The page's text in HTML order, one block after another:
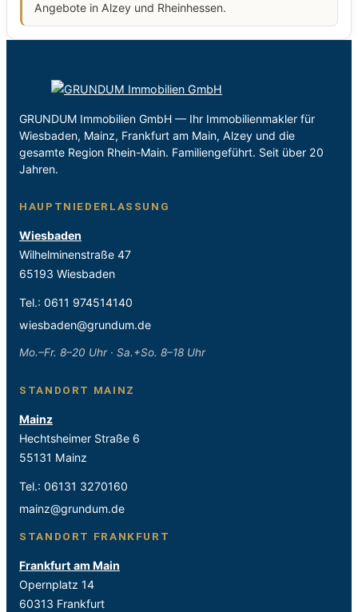
Angebote in Alzey und Rheinhessen.
GRUNDUM Immobilien GmbH — Ihr Immobilienmakler für
Wiesbaden, Mainz, Frankfurt am Main, Alzey und die
gesamte Region Rhein-Main. Familiengeführt. Seit über 20
Jahren.
HAUPTNIEDERLASSUNG
Wiesbaden
Wilhelminenstraße 47
65193 Wiesbaden
Tel.: 0611 974514140
wiesbaden@grundum.de
Mo.–Fr. 8–20 Uhr · Sa.+So. 8–18 Uhr
STANDORT MAINZ
Mainz
Hechtsheimer Straße 6
55131 Mainz
Tel.: 06131 3270160
mainz@grundum.de
STANDORT FRANKFURT
Frankfurt am Main
Opernplatz 14
60313 Frankfurt